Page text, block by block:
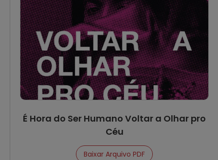
É Hora do Ser Humano Voltar a Olhar pro
Céu
Baixar Arquivo PDF